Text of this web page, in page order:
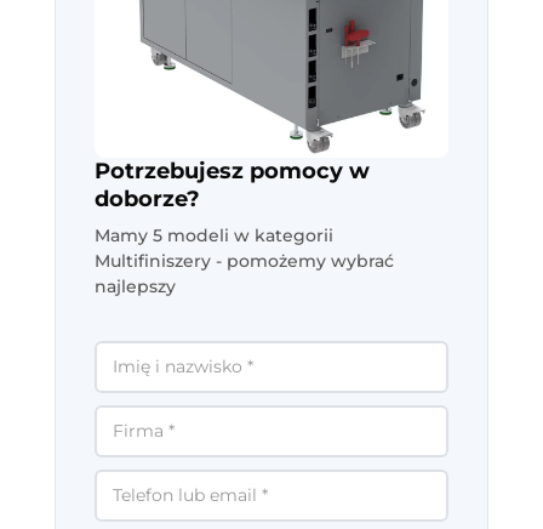
Potrzebujesz pomocy w
doborze?
Mamy 5 modeli w kategorii
Multifiniszery - pomożemy wybrać
najlepszy